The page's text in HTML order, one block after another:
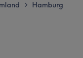
> Hamburg